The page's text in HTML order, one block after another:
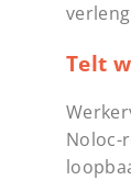
Telt
Noloc-